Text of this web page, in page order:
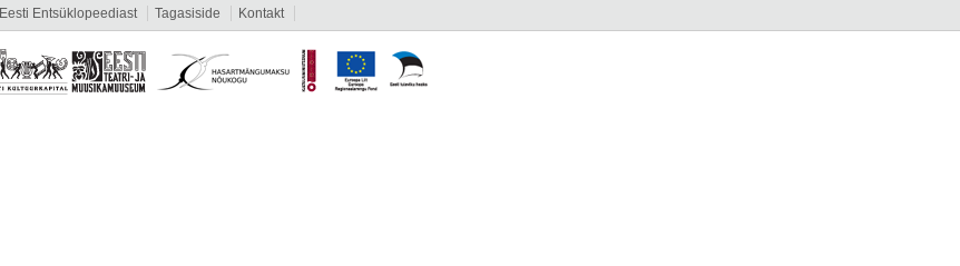
Eesti Entsüklopeediast Tagasiside Kontakt